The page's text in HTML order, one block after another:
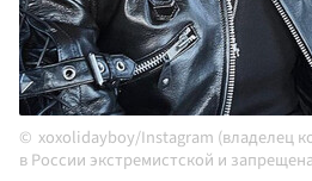
xoxolidayboy/Instagram (владелец
в России экстремистской и